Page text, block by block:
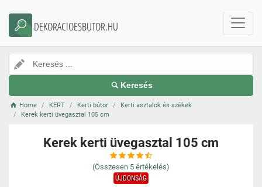
DEKORACIOESBUTOR.HU
Keresés
Home KERT Kerti bútor
Kerti asztalok és székek
Kerek kerti üvegasztal 105 cm
Kerek kerti üvegasztal 105 cm
(Összesen 5 értékelés)
ÚJDONSÁG